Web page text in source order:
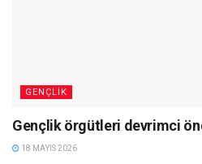
GENÇLIK
Gençlik örgütleri devrimci
18 MAYIS 2026